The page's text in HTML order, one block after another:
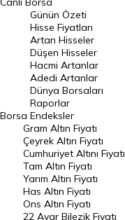
En Çok Artan Hisseler
En Çok Düşen Hisseler
Hacmi Artanlar
Geçmiş Kapanışlar
Dünya Borsaları
Raporlar
Endeksler
DÖVİZ
Döviz Kuru
Borsa
Günün Özeti
Hisse Fiyatları
Artan Hisseler
Düşen Hisseler
Hacmi Artanlar
Adedi Artanlar
Dünya Borsaları
Raporlar
Endeksler
Gram Altın Fiyatı
Çeyrek Altın Fiyatı
Cumhuriyet Altını Fiyatı
Tam Altın Fiyatı
Yarım Altın Fiyatı
Has Altın Fiyatı
Ons Altın Fiyatı
22 Ayar Bilezik Fiyatı